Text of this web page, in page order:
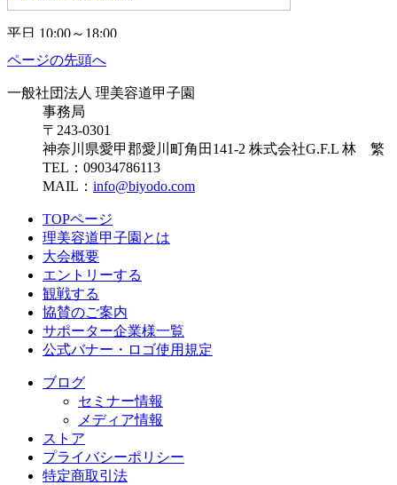
ページの先頭へ
一般社団法人 理美容道甲子園
事務局
〒243-0301
神奈川県愛甲郡愛川町角田141-2 株式会社G.F.L 林 繁
TEL：09034786113
MAIL： info@biyodo.com
TOPページ
理美容道甲子園とは
大会概要
エントリーする
観戦する
協賛のご案内
サポーター企業様一覧
公式バナー・ロゴ使用規定
ブログ
セミナー情報
メディア情報
ストア
プライバシーポリシー
特定商取引法